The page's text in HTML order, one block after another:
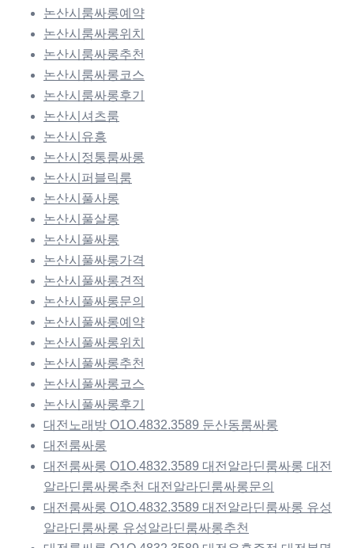
논산시룸싸롱예약
논산시룸싸롱위치
논산시룸싸롱추천
논산시룸싸롱코스
논산시룸싸롱후기
논산시셔츠룸
논산시유흥
논산시정통룸싸롱
논산시퍼블릭룸
논산시풀사롱
논산시풀살롱
논산시풀싸롱
논산시풀싸롱가격
논산시풀싸롱견적
논산시풀싸롱문의
논산시풀싸롱예약
논산시풀싸롱위치
논산시풀싸롱추천
논산시풀싸롱코스
논산시풀싸롱후기
대전노래방 O1O.4832.3589 둔산동룸싸롱
대전룸싸롱
대전룸싸롱 O1O.4832.3589 대전알라딘룸싸롱 대전
알라딘룸싸롱추천 대전알라딘룸싸롱문의
대전룸싸롱 O1O.4832.3589 대전알라딘룸싸롱 유성
알라딘룸싸롱 유성알라딘룸싸롱추천